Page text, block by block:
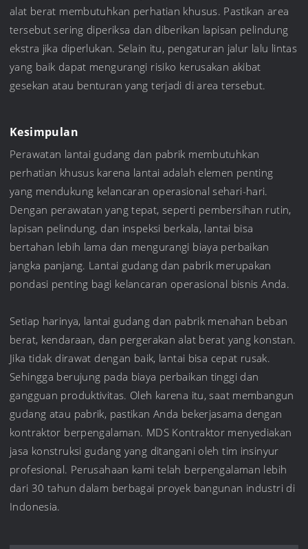
alat berat membutuhkan perhatian khusus. Pastikan area
tersebut sering diperiksa dan diberikan lapisan pelindung
ekstra jika diperlukan. Selain itu, pengaturan jalur lalu lintas
yang baik dapat mengurangi risiko kerusakan akibat
gesekan atau benturan yang terjadi di area tersebut.
Kesimpulan
Perawatan lantai gudang dan pabrik membutuhkan
perhatian khusus karena lantai adalah elemen penting
yang mendukung kelancaran operasional sehari-hari.
Dengan perawatan yang tepat, seperti pembersihan rutin,
lapisan pelindung, dan inspeksi berkala, lantai bisa
bertahan lebih lama dan mengurangi biaya perbaikan
jangka panjang. Lantai gudang dan pabrik merupakan
pondasi penting bagi kelancaran operasional bisnis Anda.
Setiap harinya, lantai gudang dan pabrik menahan beban
berat, kendaraan, dan pergerakan alat berat yang konstan.
Jika tidak dirawat dengan baik, lantai bisa cepat rusak.
Sehingga berujung pada biaya perbaikan tinggi dan
gangguan produktivitas. Oleh karena itu, saat membangun
gudang atau pabrik, pastikan Anda bekerjasama dengan
kontraktor berpengalaman. MDS Kontraktor menyediakan
jasa konstruksi gudang yang ditangani oleh tim insinyur
profesional. Perusahaan kami telah berpengalaman lebih
dari 30 tahun dalam berbagai proyek bangunan industri di
Indonesia.